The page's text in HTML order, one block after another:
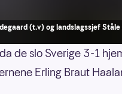
(t.v) og landslagssjef
de slo Sverige 3-1
Erling Braut